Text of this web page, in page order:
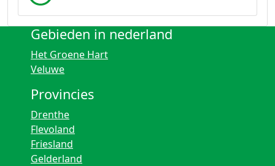
Gebieden in nederland
Het Groene Hart
Veluwe
Provincies
Drenthe
Flevoland
Friesland
Gelderland